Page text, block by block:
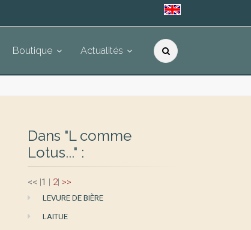
Boutique Actualités
Dans "L comme
Lotus..." :
<< |1 | 2| >>
LEVURE DE BIÈRE
LAITUE